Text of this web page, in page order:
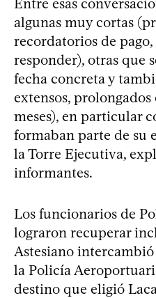
algunas muy cortas
recordatorios de pago,
responder), otras que
fecha concreta y
extensos,
meses), en particular
formaban parte de su
la Torre Ejecutiva,
informantes.
Los funcionarios de
lograron recuperar
Astesiano
la Policía
destino que eligió